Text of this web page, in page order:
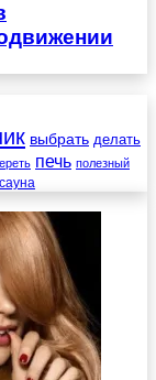
выбрать делать
печь полезный
сауна